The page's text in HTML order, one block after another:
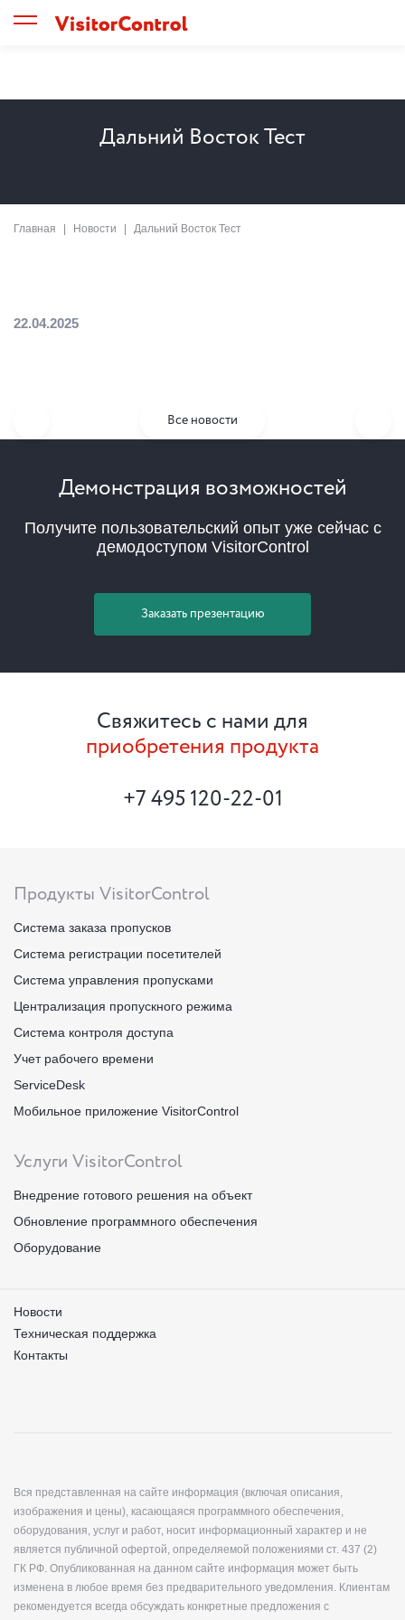
Дальний Восток Тест
Главная Новости Дальний Восток Тест
22.04.2025
Все новости
Демонстрация возможностей
Получите пользовательский опыт уже сейчас с
демодоступом VisitorControl
Заказать презентацию
Свяжитесь с нами для
приобретения продукта
+7 495 120-22-01
Продукты VisitorControl
Система заказа пропусков
Система регистрации посетителей
Система управления пропусками
Централизация пропускного режима
Система контроля доступа
Учет рабочего времени
ServiceDesk
Мобильное приложение VisitorControl
Услуги VisitorControl
Внедрение готового решения на объект
Обновление программного обеспечения
Оборудование
Новости
Техническая поддержка
Контакты
Вся представленная на сайте информация (включая описания,
изображения и цены), касающаяся программного обеспечения,
оборудования, услуг и работ, носит информационный характер и не
является публичной офертой, определяемой положениями ст. 437 (2)
ГК РФ. Опубликованная на данном сайте информация может быть
изменена в любое время без предварительного уведомления. Клиентам
рекомендуется всегда обсуждать конкретные предложения с